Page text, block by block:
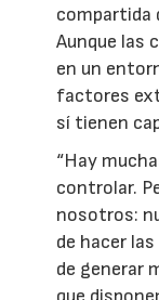
compartida
Aunque las
en un
factores
sí tienen
“Hay
controlar.
nosotros:
de hacer
de generar